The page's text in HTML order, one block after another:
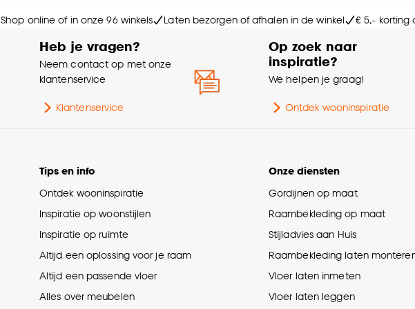
Shop online of in onze 96 winkels Laten bezorgen of afhalen in de winkel € 5,- korting
Heb je vragen?
Neem contact op met onze
klantenservice
Klantenservice
Op zoek naar
inspiratie?
We helpen je graag!
Ontdek wooninspiratie
Tips en info
Ontdek wooninspiratie
Inspiratie op woonstijlen
Inspiratie op ruimte
Altijd een oplossing voor je raam
Altijd een passende vloer
Alles over meubelen
Onze diensten
Gordijnen op maat
Raambekleding op maat
Stijladvies aan Huis
Raambekleding laten
Vloer laten inmeten
Vloer laten leggen